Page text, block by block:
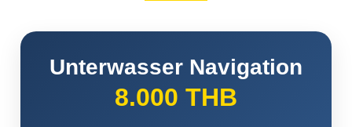
Unterwasser Navigation
8.000 THB